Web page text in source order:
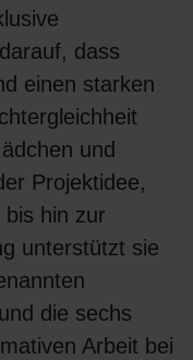
dass
einen starken
und
Projektidee,
hin zur
unterstützt sie
die sechs
Arbeit bei